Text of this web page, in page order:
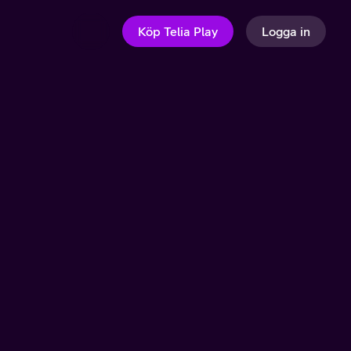
Köp Telia Play Logga in